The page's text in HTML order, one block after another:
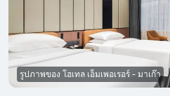
รูปภาพของ โฮเทล เอ็มเพอเรอร์ - มาเก๊า